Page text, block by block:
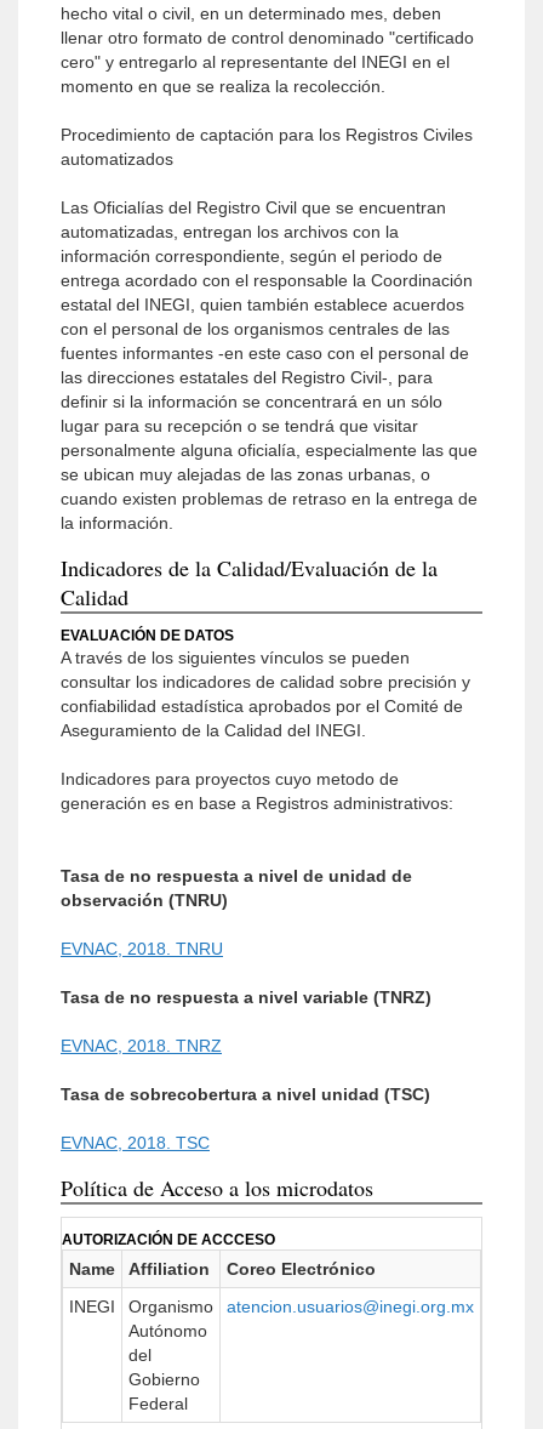
hecho vital o civil, en un determinado mes, deben
llenar otro formato de control denominado "certificado
cero" y entregarlo al representante del INEGI en el
momento en que se realiza la recolección.
Procedimiento de captación para los Registros Civiles
automatizados
Las Oficialías del Registro Civil que se encuentran
automatizadas, entregan los archivos con la
información correspondiente, según el periodo de
entrega acordado con el responsable la Coordinación
estatal del INEGI, quien también establece acuerdos
con el personal de los organismos centrales de las
fuentes informantes -en este caso con el personal de
las direcciones estatales del Registro Civil-, para
definir si la información se concentrará en un sólo
lugar para su recepción o se tendrá que visitar
personalmente alguna oficialía, especialmente las que
se ubican muy alejadas de las zonas urbanas, o
cuando existen problemas de retraso en la entrega de
la información.
Indicadores de la Calidad/Evaluación de la
Calidad
EVALUACIÓN DE DATOS
A través de los siguientes vínculos se pueden
consultar los indicadores de calidad sobre precisión y
confiabilidad estadística aprobados por el Comité de
Aseguramiento de la Calidad del INEGI.
Indicadores para proyectos cuyo metodo de
generación es en base a Registros administrativos:
Tasa de no respuesta a nivel de unidad de
observación (TNRU)
EVNAC, 2018. TNRU
Tasa de no respuesta a nivel variable (TNRZ)
EVNAC, 2018. TNRZ
Tasa de sobrecobertura a nivel unidad (TSC)
EVNAC, 2018. TSC
Política de Acceso a los microdatos
AUTORIZACIÓN DE ACCCESO
Name Affiliation Coreo Electrónico
INEGI
Organismo
Autónomo
del
Gobierno
Federal
atencion.usuarios@inegi.org.mx